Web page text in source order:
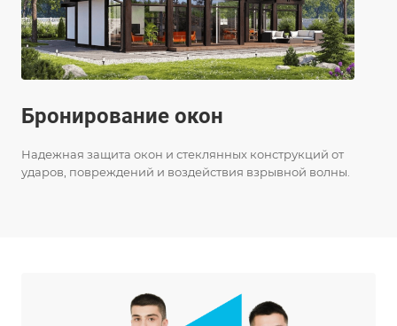
Бронирование окон
Надежная защита окон и стеклянных конструкций от
ударов, повреждений и воздействия взрывной волны.